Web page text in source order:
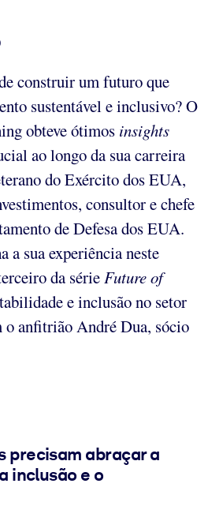
construir um futuro que
sustentável e inclusivo? O
obteve ótimos insights
ao longo da sua carreira
do Exército dos EUA,
consultor e chefe
de Defesa dos EUA.
a sua experiência neste
da série Future of
e inclusão no setor
anfitrião André Dua, sócio
precisam abraçar a
inclusão e o